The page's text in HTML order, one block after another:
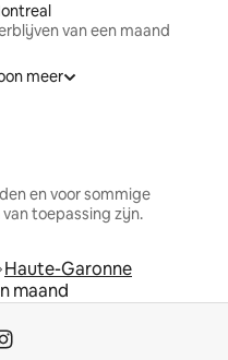
van een maand
meer
en voor sommige
toepassing zijn.
Haute-Garonne
maand